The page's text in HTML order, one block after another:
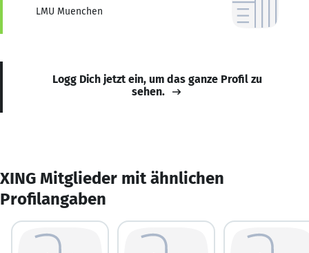
LMU Muenchen
Logg Dich jetzt ein, um das ganze Profil zu
sehen.
XING Mitglieder mit ähnlichen
Profilangaben